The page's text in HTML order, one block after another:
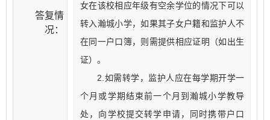
答复情
况：
女在该校相应年级有空余学位的情况下可以
转入瀚城小学，如果其子女户籍和监护人不
在同一户口簿，则需提供相应证明（如出生
证）。
2.如需转学，监护人应在每学期开学一
个月或学期结束前一个月到瀚城小学教导
处，向学校提交转学申请，同时携带户口